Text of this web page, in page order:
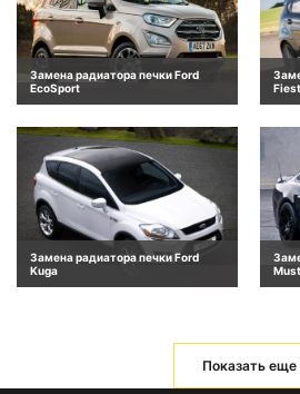
Замена радиатора печки Ford
EcoSport
Замена радиатора печки Ford
Kuga
Показать еще